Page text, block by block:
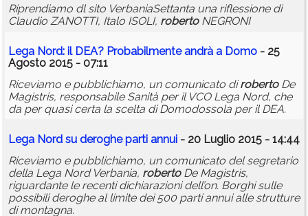
Riprendiamo dl sito VerbaniaSettanta una riflessione di
Claudio ZANOTTI, Italo ISOLI, robertoNEGRONI
Lega Nord: il DEA? Probabilmente andrà a Domo - 25
Agosto 2015 - 07:11
Riceviamo e pubblichiamo, un comunicato dirobertoDe
Magistris, responsabile Sanità per il VCO Lega Nord, che
da per quasi certa la scelta di Domodossola per il DEA.
Lega Nord su deroghe parti annui - 20 Luglio 2015 - 14:44
Riceviamo e pubblichiamo, un comunicato del segretario
della Lega Nord Verbania, robertoDe Magistris,
riguardante le recenti dichiarazioni dell’on. Borghi sulle
possibili deroghe al limite dei 500 parti annui alle strutture
di montagna.